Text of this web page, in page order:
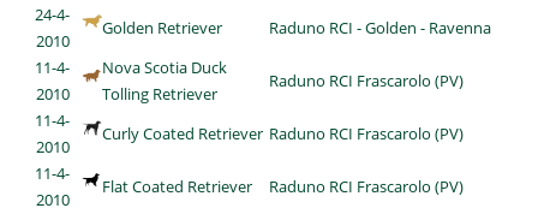
24-4-
2010
Golden Retriever
Raduno RCI - Golden - Ravenna
11-4-
2010
Nova Scotia Duck
Tolling Retriever
Raduno RCI Frascarolo (PV)
11-4-
2010
Curly Coated Retriever Raduno RCI Frascarolo (PV)
11-4-
2010
Flat Coated Retriever
Raduno RCI Frascarolo (PV)